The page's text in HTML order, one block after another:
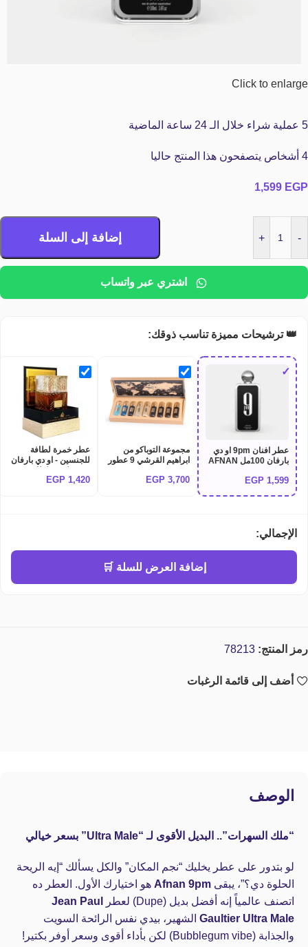
Click to enlarge
5 عملية شراء خلال الـ 24 ساعة الماضية
4 أشخاص يتصفحون هذا المنتج حاليا
1,599 EGP
-
+ إضافة إلى السلة
اشتري عبر واتساب
👑 ترشيحات مميزة تناسب ذوقك:
✓
عطر افنان 9pm او دي
بارفان 100مل AFNAN
1,599
EGP
مجموعة التوباكو من
ابراهيم القرشي 9 عطور
COLLECTION
3,700
EGP
عطر خمرة لطافة
للجنسين - او دي بارفان
Lattafa khamrah
1,420
EGP
الإجمالي:
إضافة العرض للسلة 🛒
رمز المنتج: 78213
أضف إلى قائمة الرغبات
الوصف
“ملك السهرات”.. البديل الأقوى لـ “Ultra Male” بسعر خيالي
لو بتدور على عطر يخليك “نجم المكان” والكل يسألك “إيه الريحة
الحلوة دي؟”، يبقى Afnan 9pm هو اختيارك الأول. العطر ده
اتصنف عالمياً إنه أفضل بديل (Dupe) لعطر
Jean Paul
Gaultier Ultra Male الشهير، بيدي نفس الرائحة السويت
والجذابة (Bubblegum vibe) لكن بأداء أقوى وسعر أوفر بكتير!